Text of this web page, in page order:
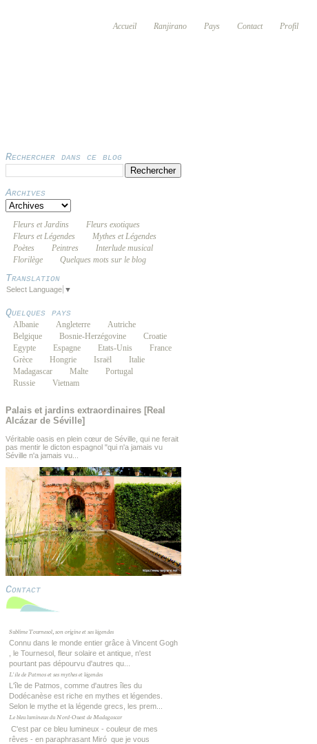
Accueil Ranjirano Pays Contact Profil
Rechercher dans ce blog
Archives
Fleurs et Jardins
Fleurs exotiques
Fleurs et Légendes
Mythes et Légendes
Poètes
Peintres
Interlude musical
Florilège
Quelques mots sur le blog
Translation
Select Language ▼
Quelques pays
Albanie Angleterre
Autriche
Belgique
Bosnie-Herzégovine
Croatie
Egypte
Espagne Etats-Unis
France
Grèce
Hongrie Israël
Italie
Madagascar
Malte
Portugal
Russie
Vietnam
Palais et jardins extraordinaires [Real
Alcázar de Séville]
Véritable oasis en plein cœur de Séville, qui ne ferait
pas mentir le dicton espagnol "qui n'a jamais vu
Séville n'a jamais vu...
Contact
Sublime Tournesol, son origine et ses légendes
Connu dans le monde entier grâce à Vincent Gogh
, le Tournesol, fleur solaire et antique, n'est
pourtant pas dépourvu d'autres qu...
L'île de Patmos et ses mythes et légendes
L'île de Patmos, comme d'autres îles du
Dodécanèse est riche en mythes et légendes.
Selon le mythe et la légende grecs, les prem...
Le bleu lumineux du Nord-Ouest de Madagascar
C'est par ce bleu lumineux - couleur de mes
rêves - en paraphrasant Miró que je vous